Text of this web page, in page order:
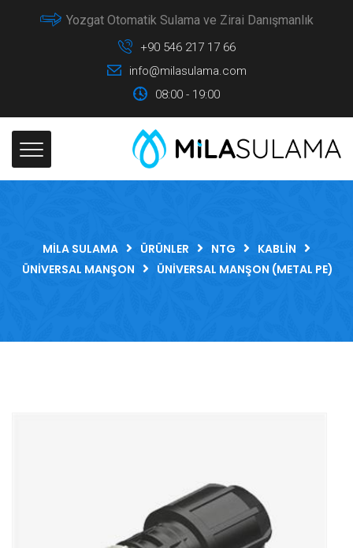
Yozgat Otomatik Sulama ve Zirai Danışmanlık
+90 546 217 17 66
info@milasulama.com
08:00 - 19:00
MILA SULAMA ÜRÜNLER NTG
KABLIN
ÜNIVERSAL MANŞON
ÜNIVERSAL MANŞON (METAL PE)